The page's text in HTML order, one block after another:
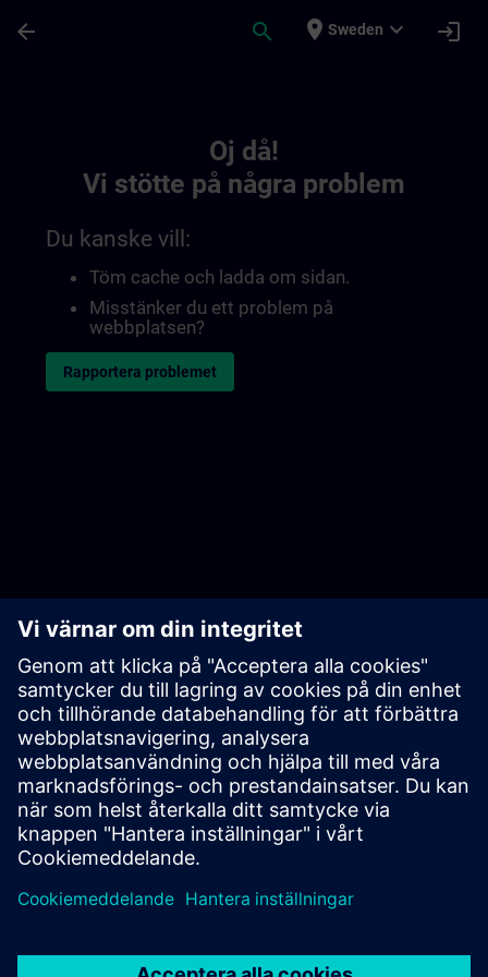
arrow_back search place Sweden expand_more login
Oj då!
Vi stötte på några problem
Du kanske vill:
Töm cache och ladda om sidan.
Misstänker du ett problem på
webbplatsen?
Rapportera problemet